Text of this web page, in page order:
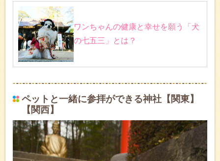
ワンちゃんの健康と幸せを願う「犬
の七五三」とは？
ペットと一緒に参拝ができる神社【関東】
【関西】